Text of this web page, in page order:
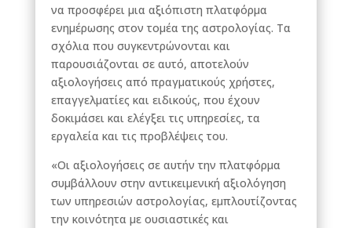
να προσφέρει μια αξιόπιστη πλατφόρμα
ενημέρωσης στον τομέα της αστρολογίας. Τα
σχόλια που συγκεντρώνονται και
παρουσιάζονται σε αυτό, αποτελούν
αξιολογήσεις από πραγματικούς χρήστες,
επαγγελματίες και ειδικούς, που έχουν
δοκιμάσει και ελέγξει τις υπηρεσίες, τα
εργαλεία και τις προβλέψεις του.
«Οι αξιολογήσεις σε αυτήν την πλατφόρμα
συμβάλλουν στην αντικειμενική αξιολόγηση
των υπηρεσιών αστρολογίας, εμπλουτίζοντας
την κοινότητα με ουσιαστικές και